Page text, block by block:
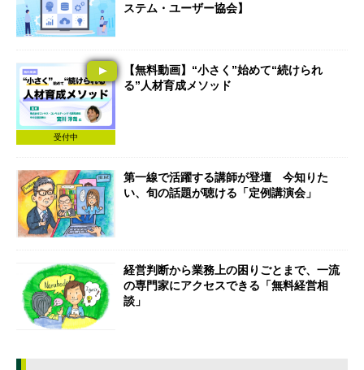
ステム・ユーザー協会】
受付中
【無料動画】“小さく”始めて“続けられ
る”人材育成メソッド
第一線で活躍する講師が登壇 今知りた
い、旬の話題が聴ける「定例講演会」
経営判断から業務上の困りごとまで、一流
の専門家にアクセスできる「無料経営相
談」